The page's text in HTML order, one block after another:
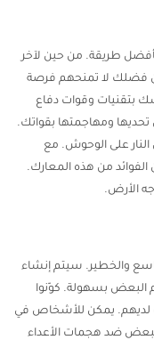
طريقة. من حين لآخر
فضلك لا تمنحهم فرصة
بتقنيات وقوات دفاع
ومهاجمتها بقواتك.
على الوحوش. مع
الفوائد من هذه المعارك.
الأرض.
والخطير. سيتم إنشاء
البعض بسهولة. كوّنوا
لديهم. يمكن للأشخاص في
ضد هجمات الأعداء